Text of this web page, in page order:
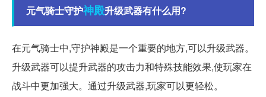
元气骑士守护神殿升级武器有什么用?
在元气骑士中,守护神殿是一个重要的地方,可以升级武器。
升级武器可以提升武器的攻击力和特殊技能效果,使玩家在
战斗中更加强大。通过升级武器,玩家可以更轻松。